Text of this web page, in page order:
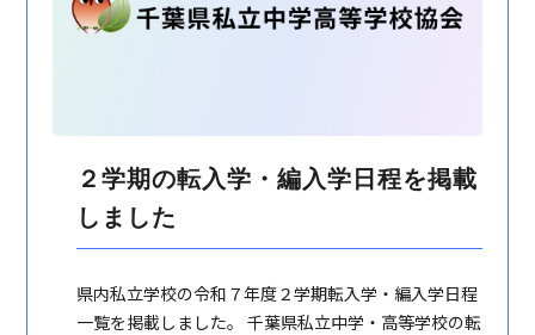
２学期の転入学・編入学日程を掲載
しました
県内私立学校の令和７年度２学期転入学・編入学日程
一覧を掲載しました。 千葉県私立中学・高等学校の転